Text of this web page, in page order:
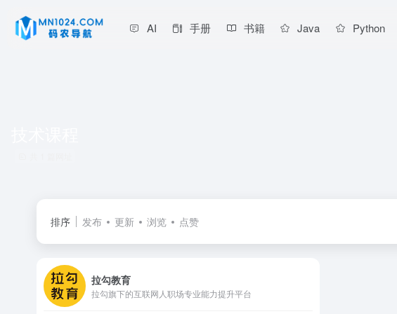
AI 手册 书籍 Java Python
排序 发布 更新 浏览 点赞
拉勾教育
拉勾旗下的互联网人职场专业能力提升平台